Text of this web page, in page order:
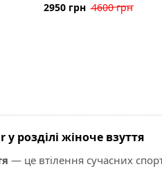
2950 грн 4600 грн
розділі жіноче взуття
— це втілення сучасних